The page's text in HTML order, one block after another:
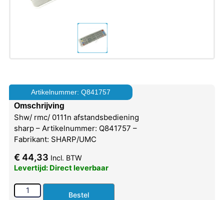
Artikelnummer: Q841757
Omschrijving
Shw/ rmc/ 0111n afstandsbediening
sharp – Artikelnummer: Q841757 –
Fabrikant: SHARP/UMC
€ 44,33 Incl. BTW
Levertijd: Direct leverbaar
Bestel